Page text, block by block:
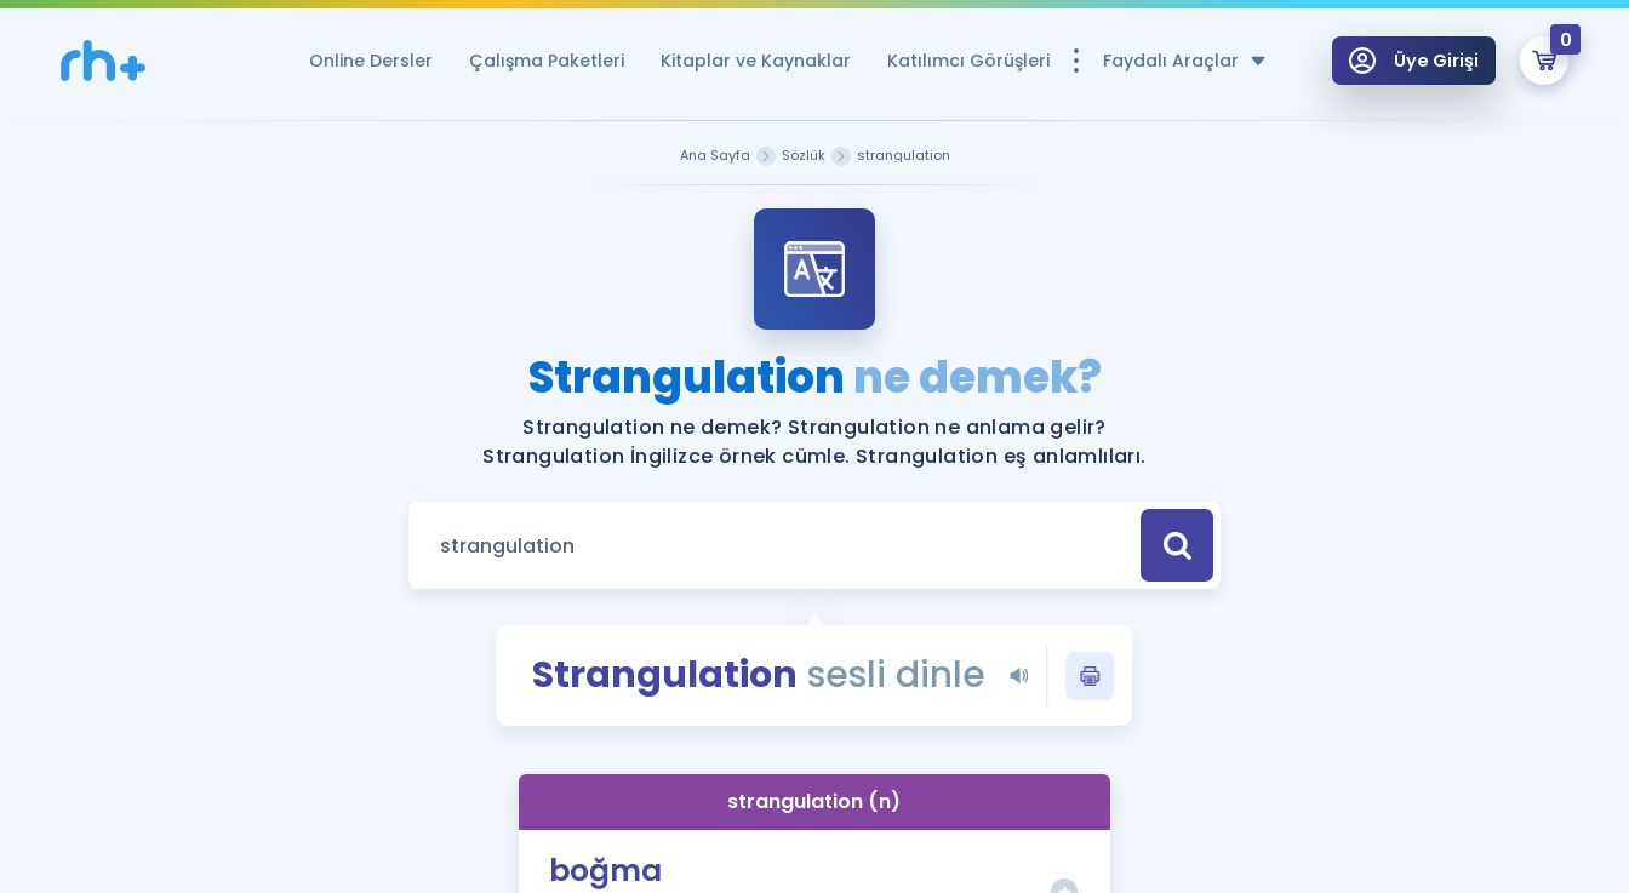
Online Dersler Çalışma Paketleri Kitaplar ve Kaynaklar Katılımcı Görüşleri Faydalı Araçlar
Ücretsiz Kaynaklar
YDS ve YÖKDİL Puan Hesaplama Aracı
YDS ve YÖKDİL'e Hazırlananlar için Öneriler
Tüm ÖSYM Sınavları Tek Takvimde
Blog
YDS - YÖKDİL Tüm Sınavlarla İlgili Haberler
İngilizce Gramer
Üye Girişi
0
Remzi Hoca ile seni sınava hazırlayacak onlarca eğitim seni bekliyor!
Ana Sayfa Sözlük strangulation
Strangulation ne demek?
Strangulation ne demek? Strangulation ne anlama gelir?
Strangulation İngilizce örnek cümle. Strangulation eş anlamlıları.
Strangulation sesli dinle
strangulation (n)
boğma